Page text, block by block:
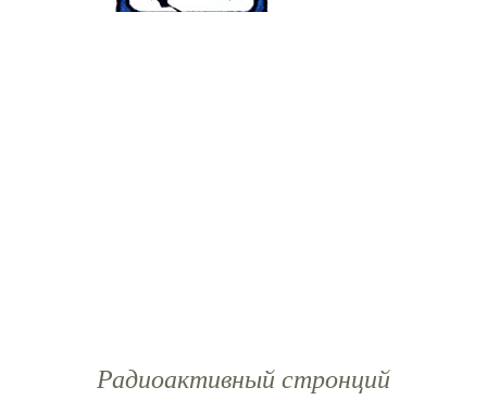
Радиоактивный стронций